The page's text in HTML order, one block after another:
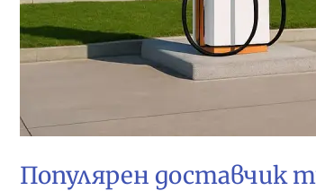
Популярен доставчик